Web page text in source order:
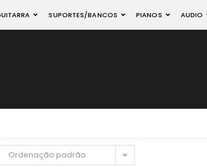
SUPORTES/BANCOS PIANOS AUDIO
Ordenação padrão